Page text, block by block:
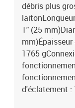
débris plus
1" (25
1765
d'éclatement :